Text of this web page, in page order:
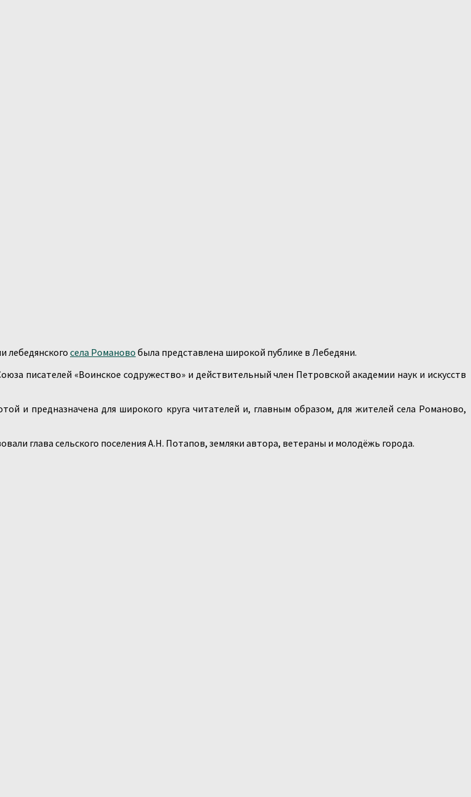
лебедянскогосела Романово была представлена широкой публике в Лебедяни.
писателей «Воинское содружество» и действительный член Петровской академии наук и искусств
и предназначена для широкого круга читателей и, главным образом, для жителей села Романово,
глава сельского поселения А.Н. Потапов, земляки автора, ветераны и молодёжь города.